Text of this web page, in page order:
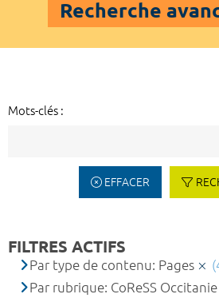
Recherche
Mots-clés :
EFFACER
FILTRES ACTIFS
Par type de contenu: Pages
Par rubrique: CoReSS